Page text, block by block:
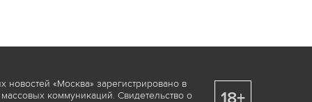
«Москва» зарегистрировано в
коммуникаций. Свидетельство о